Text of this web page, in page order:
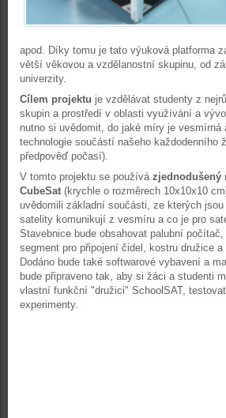
apod. Díky tomu je tato výuková platforma
větší věkovou a vzdělanostní skupinu, od
univerzity.
Cílem projektu je vzdělávat studenty z
skupin a prostředí v oblasti využívání a
nutno si uvědomit, do jaké míry je vesmírná
technologie součástí našeho každodenního
předpověď počasí).
V tomto projektu se používá zjednodušený
CubeSat (krychle o rozměrech 10x10x10
uvědomili základní součásti, ze kterých
satelity komunikují z vesmíru a co je pro
Stavebnice bude obsahovat palubní počítač,
segment pro připojení čidel, kostru družice a
Dodáno bude také softwarové vybavení a
bude připraveno tak, aby si žáci a studenti
vlastní funkční "družici" SchoolSAT,
experimenty.